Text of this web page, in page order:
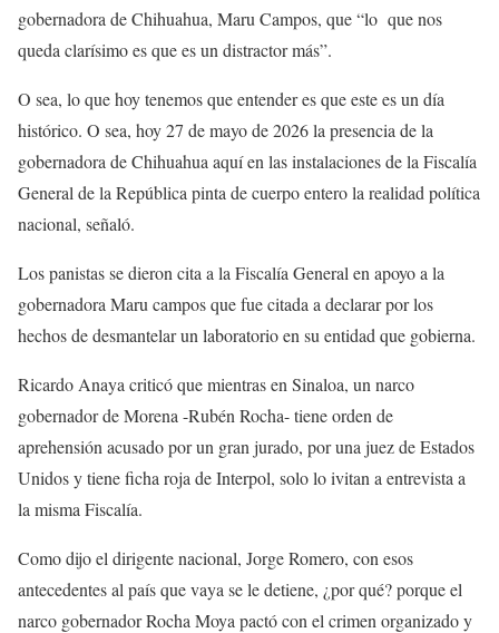
gobernadora de Chihuahua, Maru Campos, que “lo que nos
queda clarísimo es que es un distractor más”.
O sea, lo que hoy tenemos que entender es que este es un día
histórico. O sea, hoy 27 de mayo de 2026 la presencia de la
gobernadora de Chihuahua aquí en las instalaciones de la Fiscalía
General de la República pinta de cuerpo entero la realidad política
nacional, señaló.
Los panistas se dieron cita a la Fiscalía General en apoyo a la
gobernadora Maru campos que fue citada a declarar por los
hechos de desmantelar un laboratorio en su entidad que gobierna.
Ricardo Anaya criticó que mientras en Sinaloa, un narco
gobernador de Morena -Rubén Rocha- tiene orden de
aprehensión acusado por un gran jurado, por una juez de Estados
Unidos y tiene ficha roja de Interpol, solo lo ivitan a entrevista a
la misma Fiscalía.
Como dijo el dirigente nacional, Jorge Romero, con esos
antecedentes al país que vaya se le detiene, ¿por qué? porque el
narco gobernador Rocha Moya pactó con el crimen organizado y